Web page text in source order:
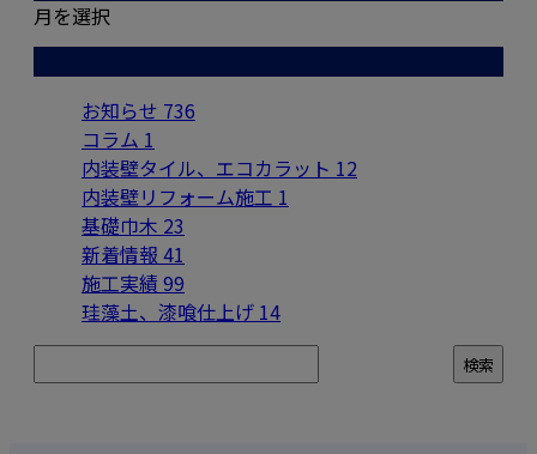
月を選択
お知らせ 736
コラム 1
内装壁タイル、エコカラット 12
内装壁リフォーム施工 1
基礎巾木 23
新着情報 41
施工実績99
珪藻土、漆喰仕上げ 14